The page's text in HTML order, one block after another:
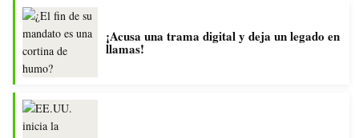
¡Acusa una trama digital y deja un legado en
llamas!